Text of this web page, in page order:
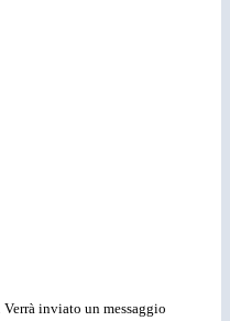
Verrà inviato un messaggio